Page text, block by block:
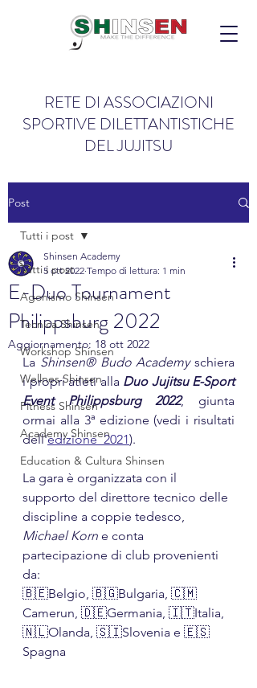
RETE DI ASSOCIAZIONI
SPORTIVE DILETTANTISTICHE
DEL JUJITSU
Post
Tutti i post
Agonismo Shinsen
Tecnica Shinsen
Workshop Shinsen
Wellnes Shinsen
Fitness Shinsen
Academy Shinsen
Education & Cultura Shinsen
Tutti i post
E-Duo Tournament
Philippsburg 2022
Shinsen Academy
5 ott 2022 Tempo di lettura: 1 min
Aggiornamento: 18 ott 2022
La Shinsen® Budo Academy schiera
i propri atleti alla Duo Jujitsu E-Sport
Event Philippsburg 2022, giunta
ormai alla 3ª edizione (vedi i risultati
dell'edizione  2021).
La gara è organizzata con il
supporto del direttore tecnico delle
discipline a coppie tedesco,
Michael Korn e conta
partecipazione di club provenienti
da:
🇧🇪Belgio, 🇧🇬Bulgaria, 🇨🇲
Camerun​​, 🇩🇪Germania, 🇮🇹Italia,
🇳🇱​Olanda, 🇸🇮Slovenia e 🇪🇸
Spagna